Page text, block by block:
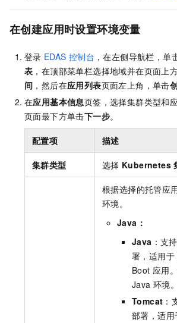
在创建应用时设置环境变量
登录 EDAS 控制台 ，在左侧导航栏，单
表 ，在顶部菜单栏选择地域并在页面上
间 ，然后在应用列表页面左上角，单击
在应用基本信息页签，选择集群类型和
页面最下方单击下一步。
配置项 描述
集群类型 选择 Kubernetes
根据选择的托管应
环境。
Java：
Java ：支
署，适用于
Boot 应用
Java 环境。
Tomcat ：
部署，适用